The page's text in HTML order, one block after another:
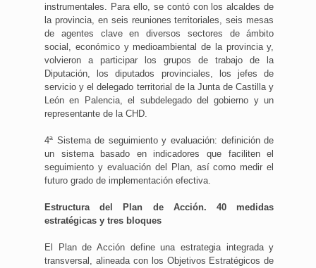
instrumentales. Para ello, se contó con los alcaldes de
la provincia, en seis reuniones territoriales, seis mesas
de agentes clave en diversos sectores de ámbito
social, económico y medioambiental de la provincia y,
volvieron a participar los grupos de trabajo de la
Diputación, los diputados provinciales, los jefes de
servicio y el delegado territorial de la Junta de Castilla y
León en Palencia, el subdelegado del gobierno y un
representante de la CHD.
4ª Sistema de seguimiento y evaluación: definición de
un sistema basado en indicadores que faciliten el
seguimiento y evaluación del Plan, así como medir el
futuro grado de implementación efectiva.
Estructura del Plan de Acción. 40 medidas
estratégicas y tres bloques
El Plan de Acción define una estrategia integrada y
transversal, alineada con los Objetivos Estratégicos de